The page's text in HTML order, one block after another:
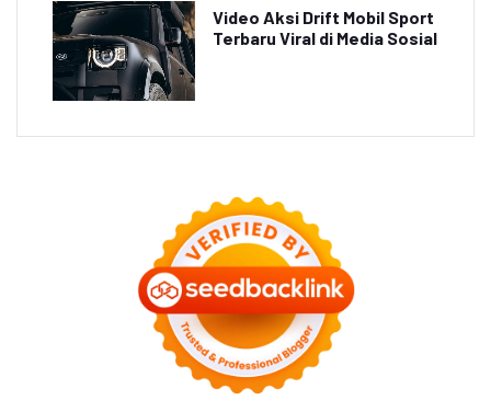
Video Aksi Drift Mobil Sport
Terbaru Viral di Media Sosial